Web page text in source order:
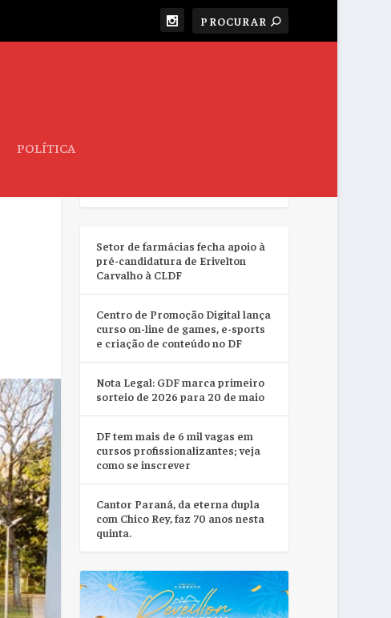
POLÍTICA
Setor de farmácias fecha apoio à
pré-candidatura de Erivelton
Carvalho à CLDF
Centro de Promoção Digital lança
curso on-line de games, e-sports
e criação de conteúdo no DF
Nota Legal: GDF marca primeiro
sorteio de 2026 para 20 de maio
DF tem mais de 6 mil vagas em
cursos profissionalizantes; veja
como se inscrever
Cantor Paraná, da eterna dupla
com Chico Rey, faz 70 anos nesta
quinta.